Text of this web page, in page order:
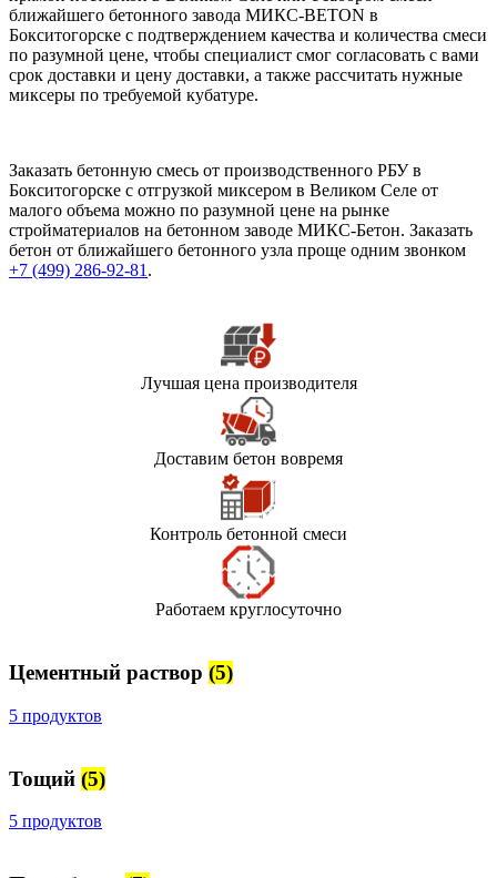
ближайшего бетонного завода МИКС-BETON в
Бокситогорске с подтверждением качества и количества смеси
по разумной цене, чтобы специалист смог согласовать с вами
срок доставки и цену доставки, а также рассчитать нужные
миксеры по требуемой кубатуре.
Заказать бетонную смесь от производственного РБУ в
Бокситогорске с отгрузкой миксером в Великом Селе от
малого объема можно по разумной цене на рынке
стройматериалов на бетонном заводе МИКС-Бетон. Заказать
бетон от ближайшего бетонного узла проще одним звонком
+7 (499) 286-92-81 .
Лучшая цена производителя
Доставим бетон вовремя
Контроль бетонной смеси
Работаем круглосуточно
Цементный раствор (5)
5 продуктов
Тощий (5)
5 продуктов